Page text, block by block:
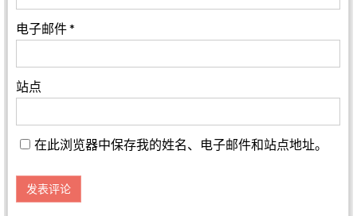
电子邮件*
站点
在此浏览器中保存我的姓名、电子邮件和站点地址。